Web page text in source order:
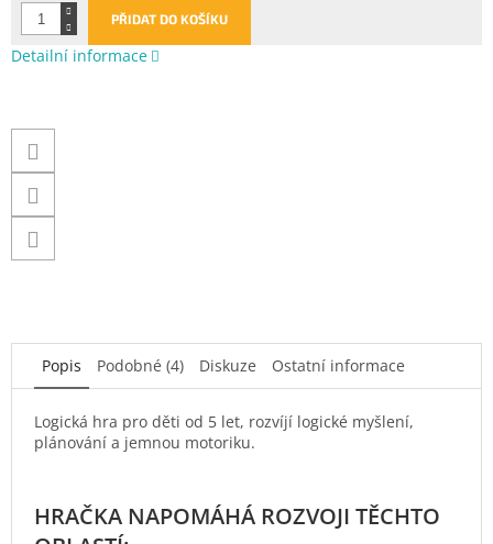
PŘIDAT DO KOŠÍKU
Detailní informace
Popis Podobné (4) Diskuze Ostatní informace
Logická hra pro děti od 5 let, rozvíjí logické myšlení,
plánování a jemnou motoriku.